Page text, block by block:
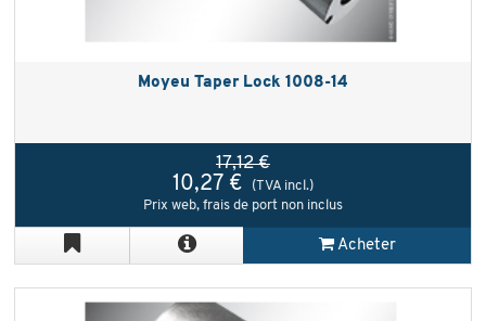
Moyeu Taper Lock 1008-14
17,12 €
10,27 €
(TVA incl.)
Prix web, frais de port non inclus
Acheter